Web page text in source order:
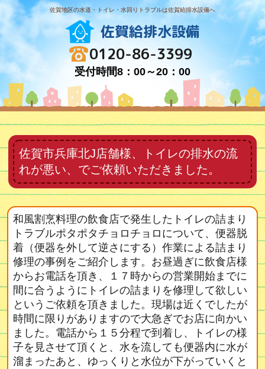
佐賀地区の水道・トイレ・水回りトラブルは佐賀給排水設備へ
佐賀給排水設備
0120-86-3399
受付時間8：00～20：00
佐賀市兵庫北J店舗様、トイレの排水の流
れが悪い、でご依頼いただきました。
和風割烹料理の飲食店で発生したトイレの詰まり
トラブルポタポタチョロチョロについて、便器脱
着（便器を外して逆さにする）作業による詰まり
修理の事例をご紹介します。お昼過ぎに飲食店様
からお電話を頂き、１７時からの営業開始までに
間に合うようにトイレの詰まりを修理して欲しい
というご依頼を頂きました。現場は近くでしたが
時間に限りがありますので大急ぎでお店に向かい
ました。電話から１５分程で到着し、トイレの様
子を見させて頂くと、水を流しても便器内に水が
溜まったあと、ゆっくりと水位が下がっていくと